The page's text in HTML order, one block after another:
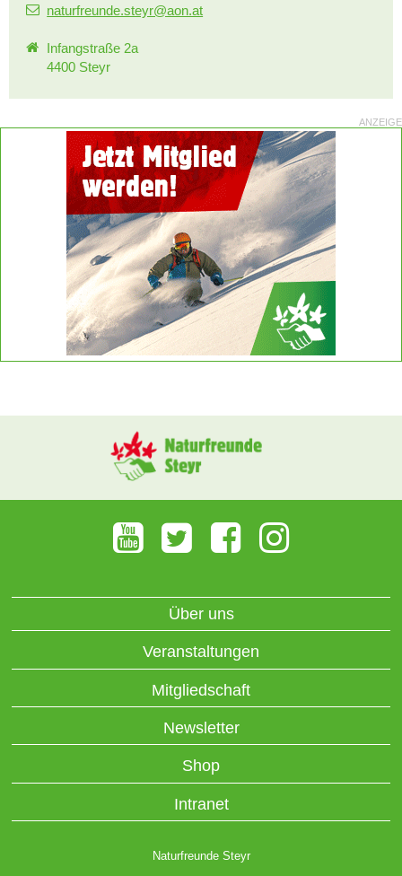
naturfreunde.steyr@aon.at
Infangstraße 2a
4400 Steyr
ANZEIGE
Über uns
Veranstaltungen
Mitgliedschaft
Newsletter
Shop
Intranet
Naturfreunde Steyr